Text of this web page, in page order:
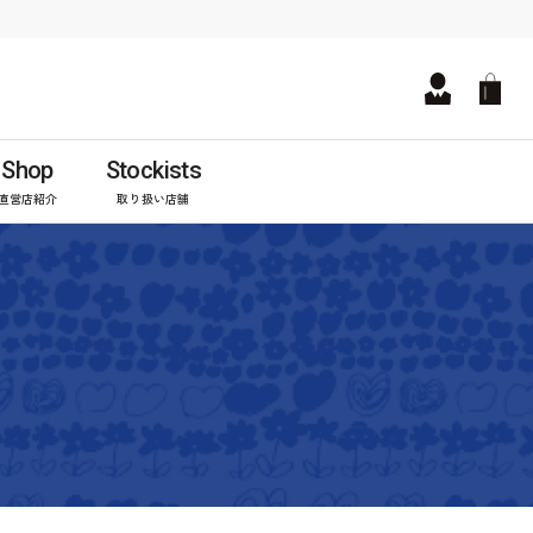
Shop
営店紹介
Stockists
取り扱い店舗